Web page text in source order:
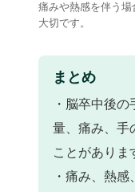
痛みや熱感を伴う
大切です。
まとめ
・脳卒中後
量、痛み、手
ことがありま
・痛み、熱